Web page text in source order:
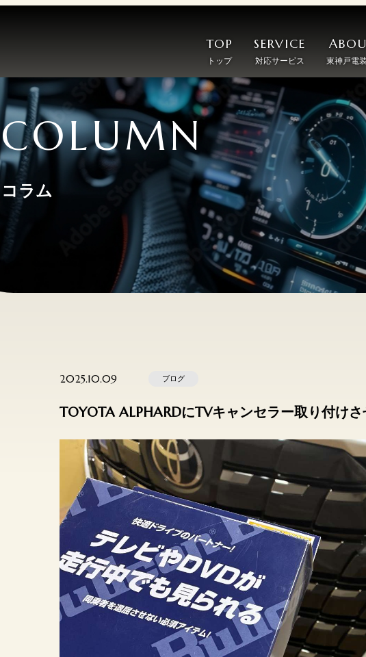
TOP
トップ
SERVICE
対応サービス 東神戸電
COLUMN
コラム
2025.10.09 ブログ
TOYOTA ALPHARDにTVキャンセラー取り付けさ